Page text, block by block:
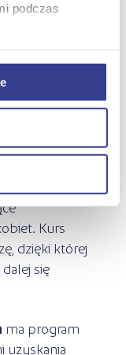
podczas
kursu)
Kurs
dzięki której
się
ma program
uzyskania